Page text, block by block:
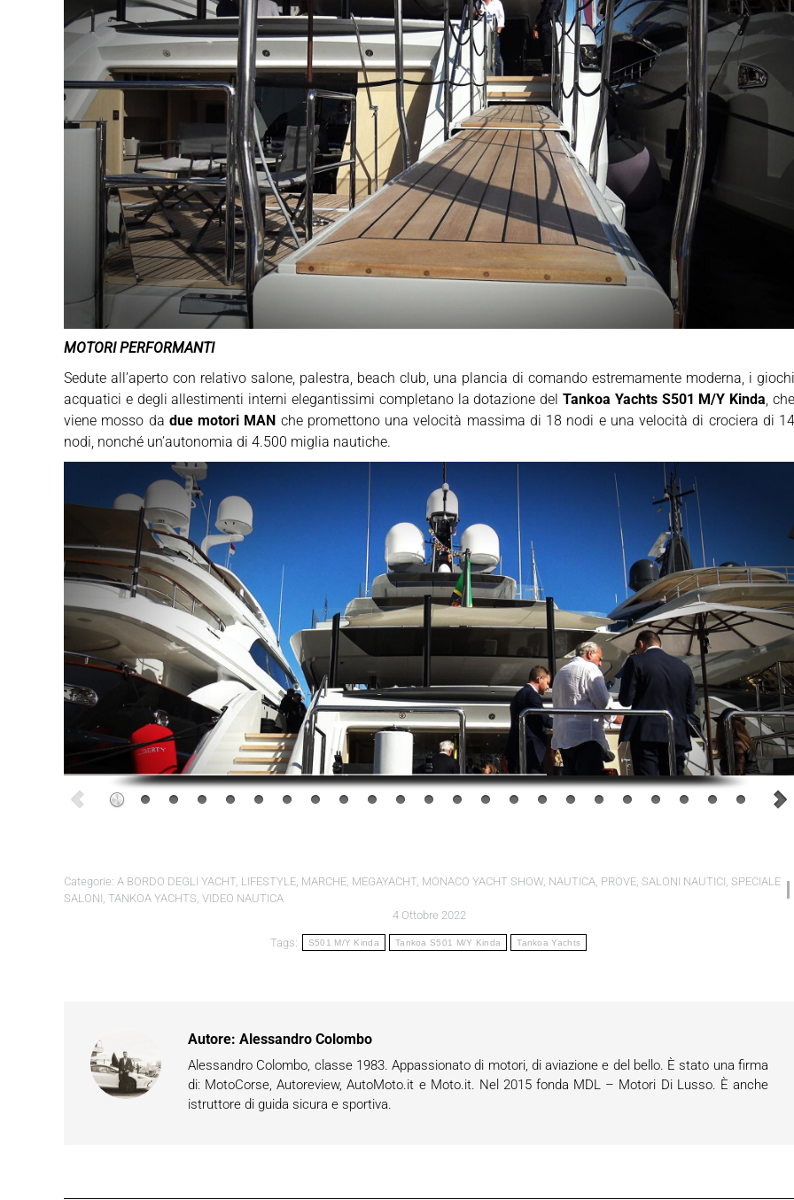
MOTORI PERFORMANTI
Sedute all’aperto con relativo salone, palestra, beach club, una plancia di comando estremamente moderna, i giochi
acquatici e degli allestimenti interni elegantissimi completano la dotazione del Tankoa Yachts S501 M/Y Kinda,
viene mosso da due motori MAN che promettono una velocità massima di 18 nodi e una velocità di crociera di 14
nodi, nonché un’autonomia di 4.500 miglia nautiche.
Categorie: A BORDO DEGLI YACHT, LIFESTYLE, MARCHE, MEGAYACHT, MONACO YACHT SHOW, NAUTICA, PROVE, SALONI NAUTICI, SPECIALE
SALONI, TANKOA YACHTS, VIDEO NAUTICA
4 Ottobre 2022
Tags: S501 M/Y Kinda Tankoa S501 M/Y Kinda Tankoa Yachts
Autore: Alessandro Colombo
Alessandro Colombo, classe 1983. Appassionato di motori, di aviazione e del bello. È stato una firma
di: MotoCorse, Autoreview, AutoMoto.it e Moto.it. Nel 2015 fonda MDL – Motori Di Lusso. È anche
istruttore di guida sicura e sportiva.